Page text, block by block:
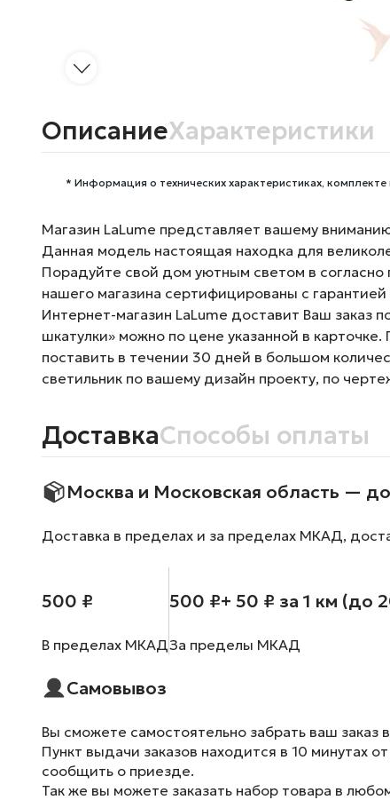
ОписаниеХарактеристики
* Информация о технических характеристиках,
Магазин LaLume представляет вашему
Данная модель настоящая находка для
Порадуйте свой дом уютным светом в
нашего магазина сертифицированы с гарантией
Интернет-магазин LaLume доставит Ваш заказ
шкатулки» можно по цене указанной в
поставить в течении 30 дней в большом
светильник по вашему дизайн проекту, по
ДоставкаСпособы оплаты
Москва и Московская область —
Доставка в пределах и за пределах МКАД,
500 ₽
В пределах МКАД
500 ₽+ 50 ₽ за 1 км (до
За пределы МКАД
Самовывоз
Вы сможете самостоятельно забрать ваш
Пункт выдачи заказов находится в 10 минутах
сообщить о приезде.
Так же вы можете заказать набор товара в